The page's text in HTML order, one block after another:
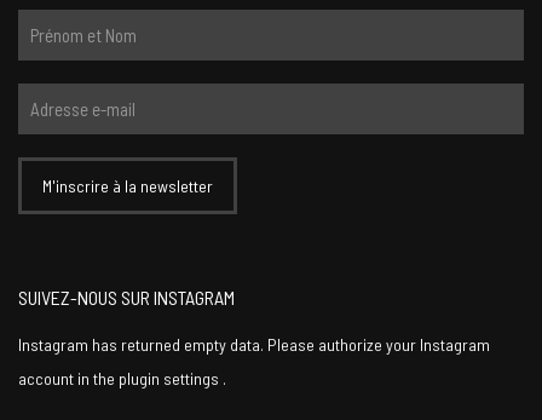
SUIVEZ-NOUS SUR INSTAGRAM
Instagram has returned empty data. Please authorize your Instagram
account in the plugin settings .